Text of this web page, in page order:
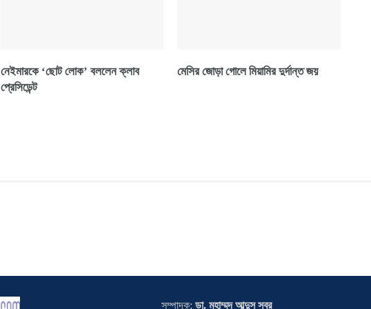
নেইমারকে ‘ছোট লোক’ বললেন ক্লাব
প্রেসিডেন্ট
মেসির জোড়া গোলে মিয়ামির দুর্দান্ত জয়
সম্পাদক: ডা. মুহাম্মদ আব্দুস সবুর